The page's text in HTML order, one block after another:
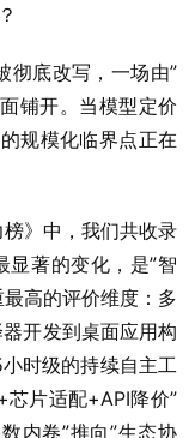
彻底改写，一场由”
铺开。当模型定价
规模化临界点正在
》中，我们共收录
著的变化，是”智
高的评价维度：多
开发到桌面应用构
时级的持续自主工
芯片适配+API降价”
内卷”推向”生态协